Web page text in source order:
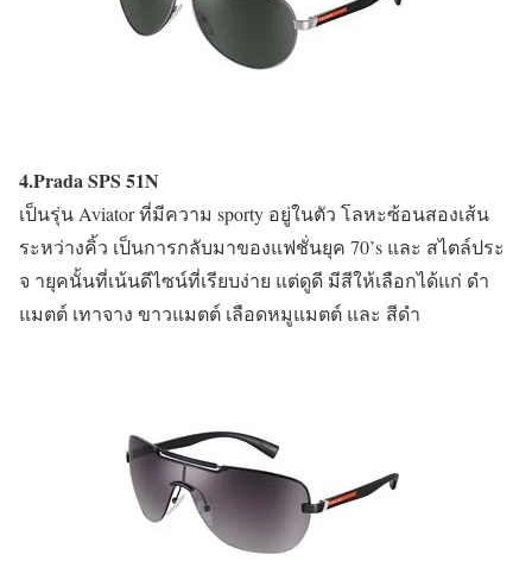
4.Prada SPS 51N
เป็นรุ่น Aviator ที่มีความ sporty อยู่ในตัว โลหะซ้อนสองเส้น
ระหว่างคิ้ว เป็นการกลับมาของแฟชั่นยุค 70’s และ สไตล์ประ
จ ายุคนั้นที่เน้นดีไซน์ที่เรียบง่าย แต่ดูดี มีสีให้เลือกได้แก่ ดำ
แมตต์ เทาจาง ขาวแมตต์ เลือดหมูแมตต์ และ สีดำ